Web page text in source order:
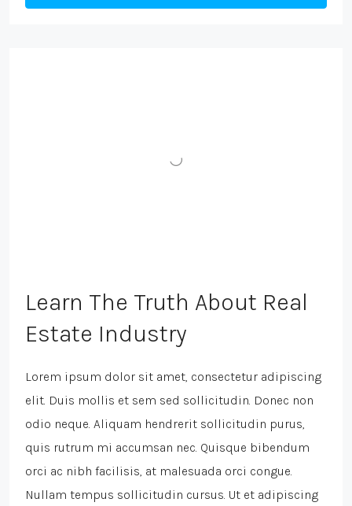
Learn The Truth About Real
Estate Industry
Lorem ipsum dolor sit amet, consectetur adipiscing
elit. Duis mollis et sem sed sollicitudin. Donec non
odio neque. Aliquam hendrerit sollicitudin purus,
quis rutrum mi accumsan nec. Quisque bibendum
orci ac nibh facilisis, at malesuada orci congue.
Nullam tempus sollicitudin cursus. Ut et adipiscing